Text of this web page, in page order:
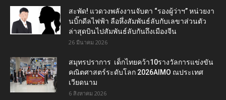
สะพัด! แวดวงพลังงานจับตา “รองผู้ว่าฯ” หน่วยงา
นบิ๊กดีลไฟฟ้า ลือหึ่งสัมพันธ์ลับกับเลขาส่วนตัว
ล่าสุดบินไปสัมพันธ์ลับกันถึงเมืองจีน
26 มีนาคม 2026
สมุทรปราการ เด็กไทยคว้า10รางวัลการแข่งขัน
คณิตศาสตร์ระดับโลก 2026AIMO ณประเทศ
เวียดนาม
6 สิงหาคม 2026